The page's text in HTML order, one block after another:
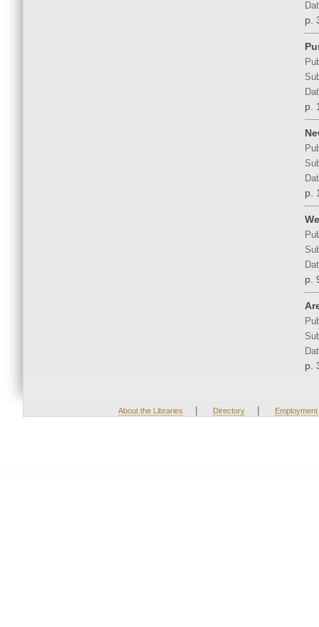
p.
p.
p.
p.
p.
About the Libraries | Directory | Employment